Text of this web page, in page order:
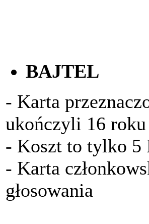
BAJTEL
- Karta
ukończyli 16
- Koszt to tylko 5
- Karta
głosowania